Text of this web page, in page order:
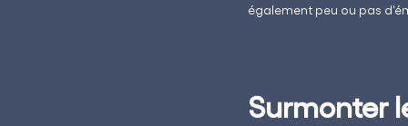
également peu ou pas
Surmonter